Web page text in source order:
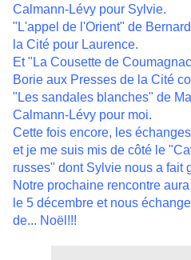
Calmann-Lévy pour Sylvie.
"L'appel de l'Orient" de
la Cité pour Laurence.
Et "La Cousette de
Borie aux Presses de la Cité
"Les sandales blanches" de
Calmann-Lévy pour moi.
Cette fois encore, les
et je me suis mis de côté le
russes" dont Sylvie nous a fait
Notre prochaine rencontre
le 5 décembre et nous
de... Noël!!!